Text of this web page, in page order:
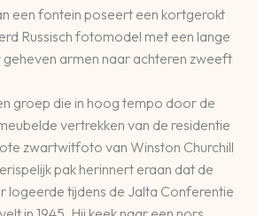
een fontein poseert een kortgerokt
Russisch fotomodel met een lange
armen naar achteren zweeft
groep die in hoog tempo door de
vertrekken van de residentie
zwartwitfoto van Winston Churchill
pak herinnert eraan dat de
logeerde tijdens de Jalta Conferentie